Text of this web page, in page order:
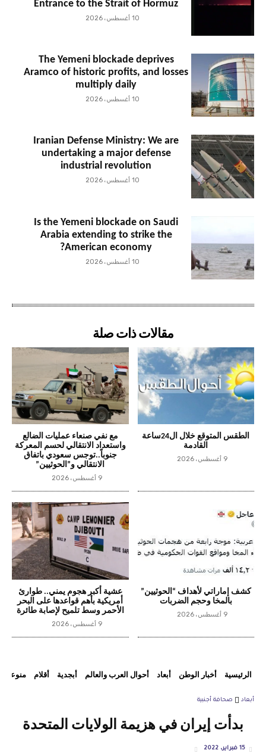
Entrance to the Strait of Hormuz
10 أغسطس، 2026
The Yemeni blockade deprives
Aramco of historic profits, and losses
multiply daily
10 أغسطس، 2026
Iranian Defense Ministry: We are
undertaking a major defense
industrial revolution
10 أغسطس، 2026
Is the Yemeni blockade on Saudi
Arabia extending to strike the
American economy?
10 أغسطس، 2026
مقالات ذات صلة
الطقس المتوقع خلال ال24ساعة
القادمة
9 أغسطس، 2026
مع نفي صنعاء عمليات الضالع
واستعداد الانتقالي لحسم المعركة
جنوباً..توجس سعودي باتفاق
الانتقالي و”الحوثيين”
9 أغسطس، 2026
كشف إماراتي لأهداف “الحوثيين”
بالمخا وحجم الضربات
9 أغسطس، 2026
عشية أكبر هجوم يمني.. طوارئ
أمريكية بأهم قواعدها على البحر
الأحمر وسط تلميح لإصابة طائرة
9 أغسطس، 2026